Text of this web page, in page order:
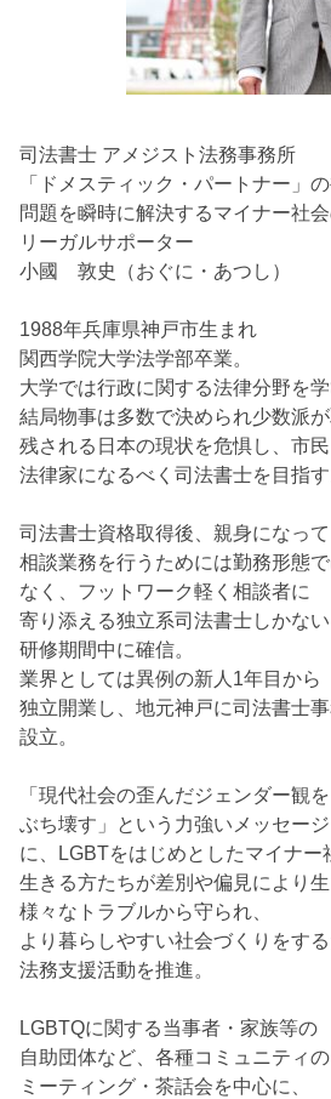
司法書士 アメジスト法務事務所
「ドメスティック・パートナー」
問題を瞬時に解決するマイナー社
リーガルサポーター
小國 敦史（おぐに・あつし）
1988年兵庫県神戸市生まれ
関西学院大学法学部卒業。
大学では行政に関する法律分野を学
結局物事は多数で決められ少数派が
残される日本の現状を危惧し、市
法律家になるべく司法書士を目指す
司法書士資格取得後、親身になって
相談業務を行うためには勤務形態
なく、フットワーク軽く相談者に
寄り添える独立系司法書士しかない
研修期間中に確信。
業界としては異例の新人1年目から
独立開業し、地元神戸に司法書士
設立。
「現代社会の歪んだジェンダー観を
ぶち壊す」という力強いメッセー
に、LGBTをはじめとしたマイナー
生きる方たちが差別や偏見により
様々なトラブルから守られ、
より暮らしやすい社会づくりをす
法務支援活動を推進。
LGBTQに関する当事者・家族等の
自助団体など、各種コミュニティの
ミーティング・茶話会を中心に、